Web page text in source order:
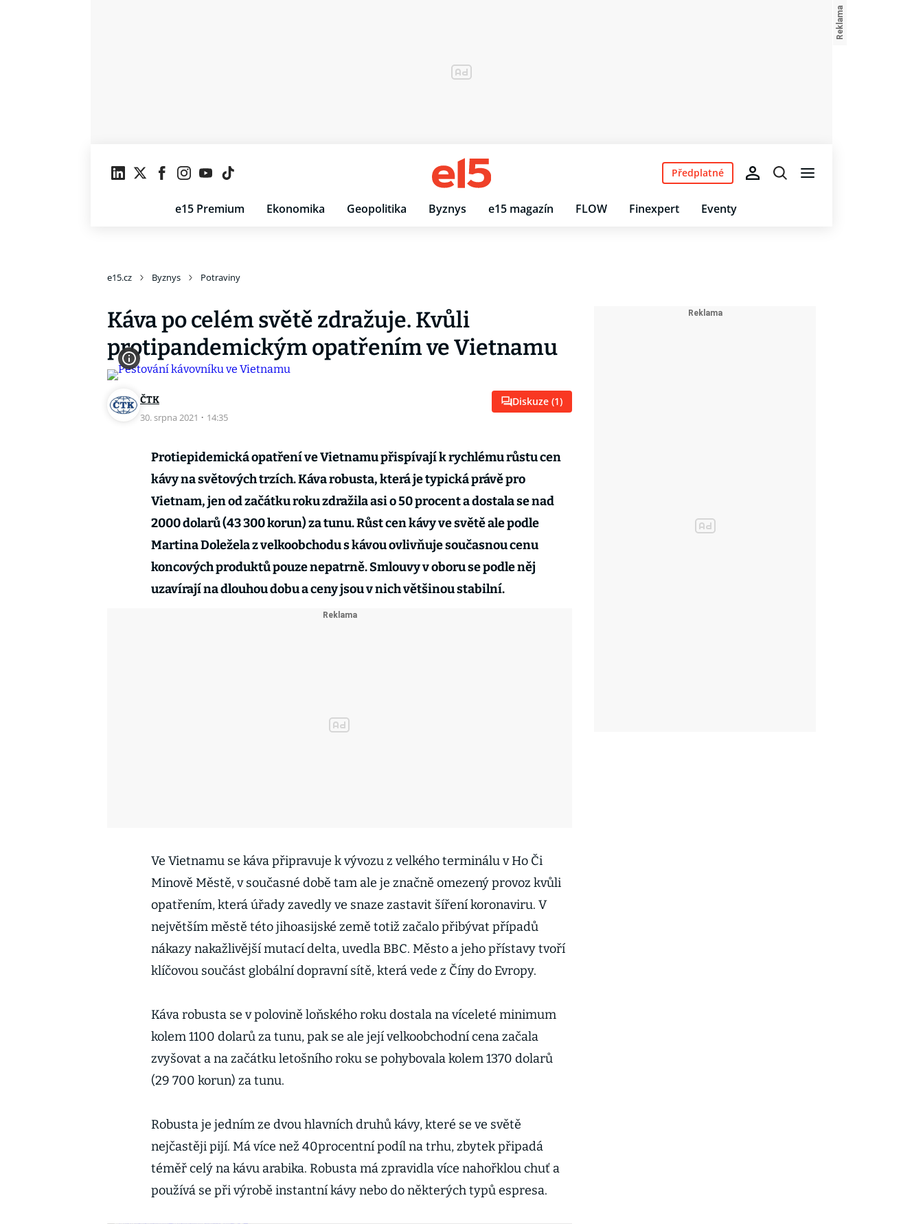
e15 Premium Ekonomika Geopolitika Byznys e15 magazín FLOW Finexpert Eventy
Předplatné
e15.cz Byznys Potraviny
Káva po celém světě zdražuje. Kvůli
protipandemickým opatřením ve Vietnamu
ČTK
30. srpna 2021 · 14:35
Diskuze (1)
Protiepidemická opatření ve Vietnamu přispívají k rychlému růstu cen
kávy na světových trzích. Káva robusta, která je typická právě pro
Vietnam, jen od začátku roku zdražila asi o 50 procent a dostala se nad
2000 dolarů (43 300 korun) za tunu. Růst cen kávy ve světě ale podle
Martina Doležela z velkoobchodu s kávou ovlivňuje současnou cenu
koncových produktů pouze nepatrně. Smlouvy v oboru se podle něj
uzavírají na dlouhou dobu a ceny jsou v nich většinou stabilní.
Ve Vietnamu se káva připravuje k vývozu z velkého terminálu v Ho Či
Minově Městě, v současné době tam ale je značně omezený provoz kvůli
opatřením, která úřady zavedly ve snaze zastavit šíření koronaviru. V
největším městě této jihoasijské země totiž začalo přibývat případů
nákazy nakažlivější mutací delta, uvedla BBC. Město a jeho přístavy tvoří
klíčovou součást globální dopravní sítě, která vede z Číny do Evropy.
Káva robusta se v polovině loňského roku dostala na víceleté minimum
kolem 1100 dolarů za tunu, pak se ale její velkoobchodní cena začala
zvyšovat a na začátku letošního roku se pohybovala kolem 1370 dolarů
(29 700 korun) za tunu.
Robusta je jedním ze dvou hlavních druhů kávy, které se ve světě
nejčastěji pijí. Má více než 40procentní podíl na trhu, zbytek připadá
téměř celý na kávu arabika. Robusta má zpravidla více nahořklou chuť a
používá se při výrobě instantní kávy nebo do některých typů espresa.